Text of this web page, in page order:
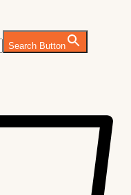
Search Button